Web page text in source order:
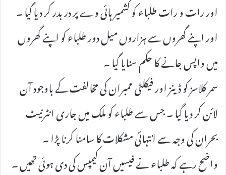
اور رات و رات طلباء کو کشمیر ہائی وے پر در بدر کر دیا گیا ۔
اور اپنے گھروں سے ہزاروں میل دور طلباء کو اپنے گھروں
میں واپس جانے کا حکم سنایا گیا ۔
سمر کلاسز کو ڈینز اور فیکلٹی ممبران کی مخالفت کے باوجود آن
لائن کر دیا گیا ۔ جس سے طلباء کو ملک میں جاری انٹرنیٹ
بحران کی وجہ سے انتہائی مشکلات کا سامنا کرنا پڑا ۔
واضح رہے کہ طلباء نے فیسیں آن کیمپس کی دی ہوئی تھیں ۔